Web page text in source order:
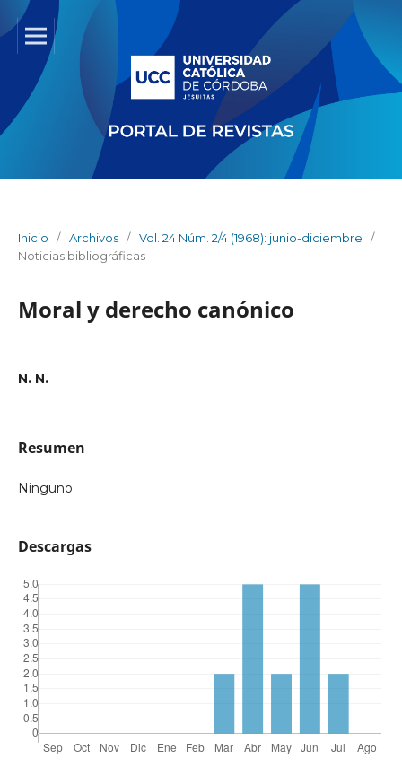
Inicio / Archivos / Vol. 24 Núm. 2/4 (1968): junio-diciembre
/
Noticias bibliográficas
Moral y derecho canónico
N. N.
Resumen
Ninguno
Descargas